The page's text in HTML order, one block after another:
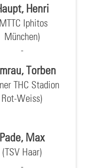
Henri
Iphitos
München)
Torben
THC Stadion
Rot-Weiss)
Pade, Max
(TSV Haar)